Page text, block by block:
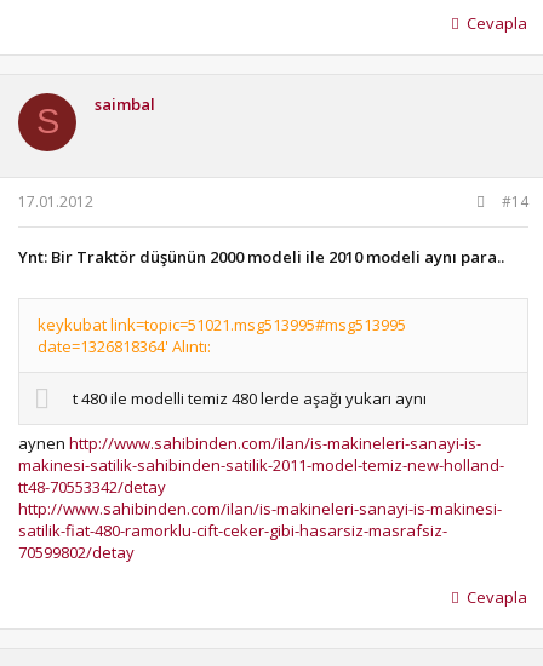
Cevapla
S saimbal
17.01.2012 #14
Ynt: Bir Traktör düşünün 2000 modeli ile 2010 modeli aynı para..
keykubat link=topic=51021.msg513995#msg513995
date=1326818364' Alıntı:
t 480 ile modelli temiz 480 lerde aşağı yukarı aynı
aynen http://www.sahibinden.com/ilan/is-makineleri-sanayi-is-
makinesi-satilik-sahibinden-satilik-2011-model-temiz-new-holland-
tt48-70553342/detay
http://www.sahibinden.com/ilan/is-makineleri-sanayi-is-makinesi-
satilik-fiat-480-ramorklu-cift-ceker-gibi-hasarsiz-masrafsiz-
70599802/detay
Cevapla